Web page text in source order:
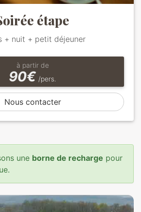
étape
+ nuit + petit déjeuner
à partir de
90€ /pers.
Nous contacter
une borne de recharge pour